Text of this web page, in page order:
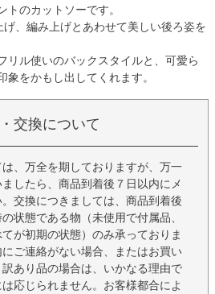
トのカットソーです。
、編み上げとあわせて美しい後ろ姿を
リル使いのバックスタイルと、可愛ら
象をかもし出してくれます。
交換について
、万全を期しておりますが、万一
したら、商品到着後７日以内にメ
交換につきましては、商品到着後
状態である物（未使用で付属品、
が初期の状態）のみ承っておりま
ご連絡がない場合、またはお買い
あり品の場合は、いかなる理由で
応じられません。お客様都合によ